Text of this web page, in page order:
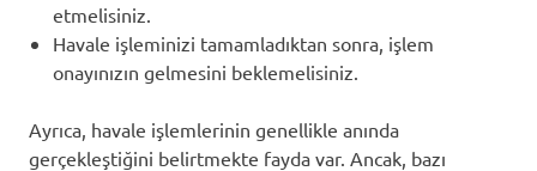
etmelisiniz.
Havale işleminizi tamamladıktan sonra, işlem
onayınızın gelmesini beklemelisiniz.
Ayrıca, havale işlemlerinin genellikle anında
gerçekleştiğini belirtmekte fayda var. Ancak, bazı